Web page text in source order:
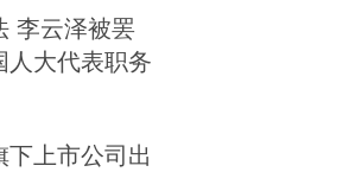
李云泽被罢
人大代表职务
下上市公司出